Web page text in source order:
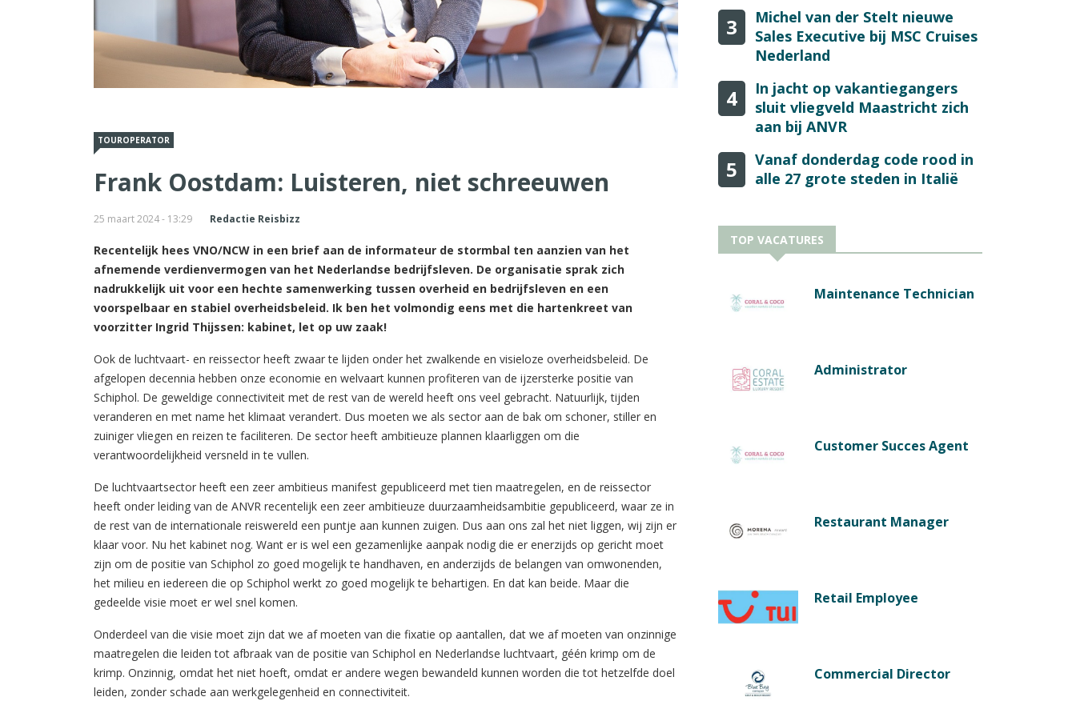
TOUROPERATOR
Frank Oostdam: Luisteren, niet schreeuwen
25 maart 2024 - 13:29 Redactie Reisbizz
Recentelijk hees VNO/NCW in een brief aan de informateur de stormbal ten aanzien van het
afnemende verdienvermogen van het Nederlandse bedrijfsleven. De organisatie sprak zich
nadrukkelijk uit voor een hechte samenwerking tussen overheid en bedrijfsleven en een
voorspelbaar en stabiel overheidsbeleid. Ik ben het volmondig eens met die hartenkreet van
voorzitter Ingrid Thijssen: kabinet, let op uw zaak!
Ook de luchtvaart- en reissector heeft zwaar te lijden onder het zwalkende en visieloze overheidsbeleid. De
afgelopen decennia hebben onze economie en welvaart kunnen profiteren van de ijzersterke positie van
Schiphol. De geweldige connectiviteit met de rest van de wereld heeft ons veel gebracht. Natuurlijk, tijden
veranderen en met name het klimaat verandert. Dus moeten we als sector aan de bak om schoner, stiller en
zuiniger vliegen en reizen te faciliteren. De sector heeft ambitieuze plannen klaarliggen om die
verantwoordelijkheid versneld in te vullen.
De luchtvaartsector heeft een zeer ambitieus manifest gepubliceerd met tien maatregelen, en de reissector
heeft onder leiding van de ANVR recentelijk een zeer ambitieuze duurzaamheidsambitie gepubliceerd, waar ze in
de rest van de internationale reiswereld een puntje aan kunnen zuigen. Dus aan ons zal het niet liggen, wij zijn er
klaar voor. Nu het kabinet nog. Want er is wel een gezamenlijke aanpak nodig die er enerzijds op gericht moet
zijn om de positie van Schiphol zo goed mogelijk te handhaven, en anderzijds de belangen van omwonenden,
het milieu en iedereen die op Schiphol werkt zo goed mogelijk te behartigen. En dat kan beide. Maar die
gedeelde visie moet er wel snel komen.
Onderdeel van die visie moet zijn dat we af moeten van die fixatie op aantallen, dat we af moeten van onzinnige
maatregelen die leiden tot afbraak van de positie van Schiphol en Nederlandse luchtvaart, géén krimp om de
krimp. Onzinnig, omdat het niet hoeft, omdat er andere wegen bewandeld kunnen worden die tot hetzelfde doel
leiden, zonder schade aan werkgelegenheid en connectiviteit.
3
Michel van der Stelt nieuwe
Sales Executive bij MSC Cruises
Nederland
4
In jacht op vakantiegangers
sluit vliegveld Maastricht zich
aan bij ANVR
5
Vanaf donderdag code rood in
alle 27 grote steden in Italië
TOP VACATURES
Maintenance Technician
Administrator
Customer Succes Agent
Restaurant Manager
Retail Employee
Commercial Director